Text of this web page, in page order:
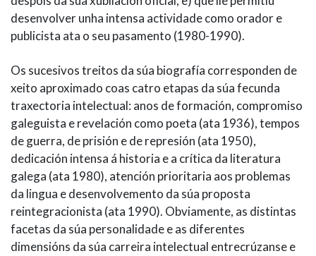
desenvolver unha intensa actividade como orador e
publicista ata o seu pasamento (1980-1990).
Os sucesivos treitos da súa biografía corresponden de
xeito aproximado coas catro etapas da súa fecunda
traxectoria intelectual: anos de formación, compromiso
galeguista e revelación como poeta (ata 1936), tempos
de guerra, de prisión e de represión (ata 1950),
dedicación intensa á historia e a crítica da literatura
galega (ata 1980), atención prioritaria aos problemas
da lingua e desenvolvemento da súa proposta
reintegracionista (ata 1990). Obviamente, as distintas
facetas da súa personalidade e as diferentes
dimensións da súa carreira intelectual entrecrúzanse e